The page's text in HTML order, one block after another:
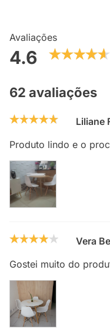
Avaliações
4.6
62 avaliações
Liliane
Produto lindo e o
Vera
Gostei muito do